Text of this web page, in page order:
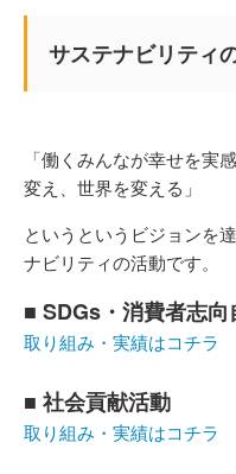
サステナビリティ
「働くみんなが幸せを
変え、世界を変える」
というというビジョンを
ナビリティの活動です。
■ SDGs・消費者志向
取り組み・実績はコチラ
■ 社会貢献活動
取り組み・実績はコチラ